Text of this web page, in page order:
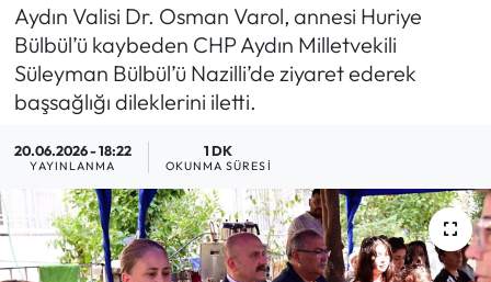
Aydın Valisi Dr. Osman Varol, annesi Huriye
Bülbül’ü kaybeden CHP Aydın Milletvekili
Süleyman Bülbül’ü Nazilli’de ziyaret ederek
başsağlığı dileklerini iletti.
20.06.2026 - 18:22
YAYINLANMA
1 DK
OKUNMA SÜRESI
GÜNCEL
GÜNDEM
SİYASET
Son Dakika Haberleri
Haber Arşivi